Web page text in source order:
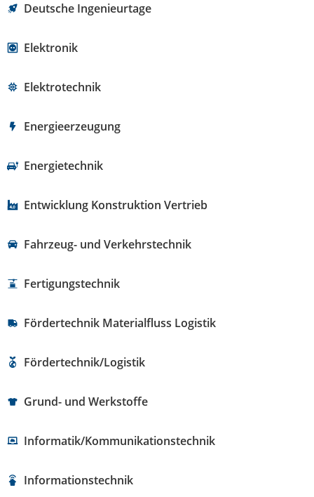
Deutsche Ingenieurtage
Elektronik
Elektrotechnik
Energieerzeugung
Energietechnik
Entwicklung Konstruktion Vertrieb
Fahrzeug- und Verkehrstechnik
Fertigungstechnik
Fördertechnik Materialfluss Logistik
Fördertechnik/Logistik
Grund- und Werkstoffe
Informatik/Kommunikationstechnik
Informationstechnik